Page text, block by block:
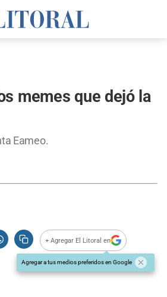
memes que dejó la
Eameo.
+ Agregar El Litoral en
Agregar a tus medios preferidos en Google